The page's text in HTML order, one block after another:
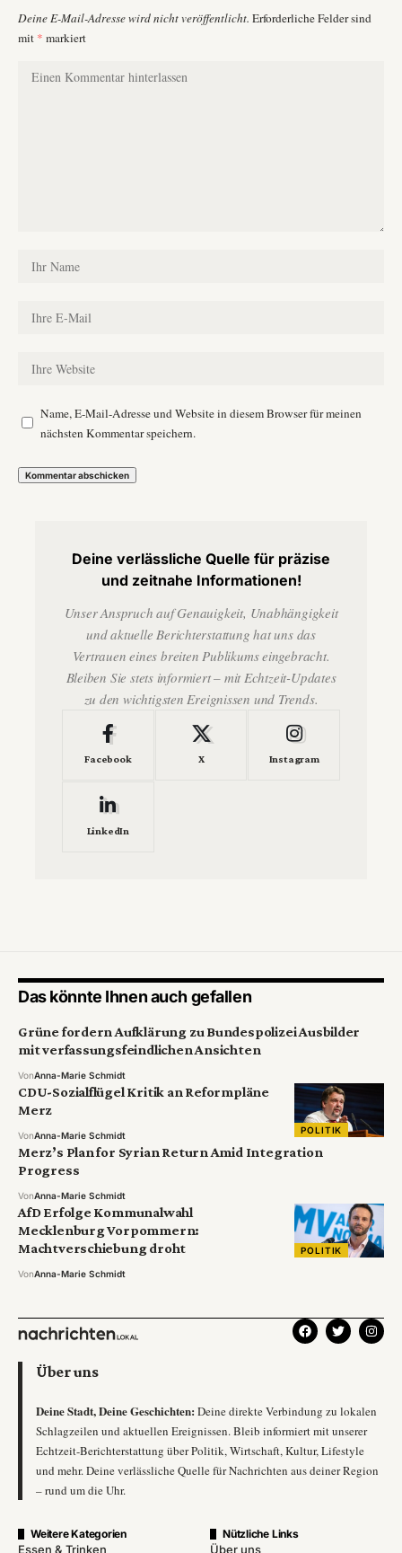
Deine E-Mail-Adresse wird nicht veröffentlicht. Erforderliche Felder sind
mit * markiert
Name, E-Mail-Adresse und Website in diesem Browser für meinen
nächsten Kommentar speichern.
Deine verlässliche Quelle für präzise
und zeitnahe Informationen!
Unser Anspruch auf Genauigkeit, Unabhängigkeit
und aktuelle Berichterstattung hat uns das
Vertrauen eines breiten Publikums eingebracht.
Bleiben Sie stets informiert – mit Echtzeit-Updates
zu den wichtigsten Ereignissen und Trends.
Facebook X Instagram
LinkedIn
Das könnte Ihnen auch gefallen
Grüne fordern Aufklärung zu Bundespolizei Ausbilder
mit verfassungsfeindlichen Ansichten
VonAnna-Marie Schmidt
POLITIK
CDU-Sozialflügel Kritik an Reformpläne
Merz
VonAnna-Marie Schmidt
Merz’s Plan for Syrian Return Amid Integration
Progress
VonAnna-Marie Schmidt
POLITIK
AfD Erfolge Kommunalwahl
Mecklenburg Vorpommern:
Machtverschiebung droht
VonAnna-Marie Schmidt
Über uns
Deine Stadt, Deine Geschichten: Deine direkte Verbindung zu lokalen
Schlagzeilen und aktuellen Ereignissen. Bleib informiert mit unserer
Echtzeit-Berichterstattung über Politik, Wirtschaft, Kultur, Lifestyle
und mehr. Deine verlässliche Quelle für Nachrichten aus deiner Region
– rund um die Uhr.
Weitere Kategorien
Essen & Trinken
Nützliche Links
Über uns